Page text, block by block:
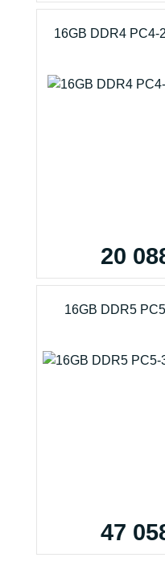
16GB DDR4 PC4-
20
16GB DDR5
47